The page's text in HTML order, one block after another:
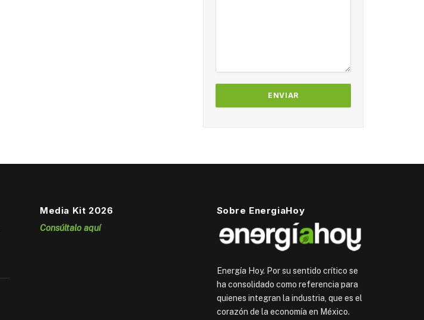
Media Kit 2026
Consúltalo aquí
Sobre EnergiaHoy
Energía Hoy. Por su sentido crítico se
ha consolidado como referencia para
quienes integran la industria, que es el
corazón de la economía en México.